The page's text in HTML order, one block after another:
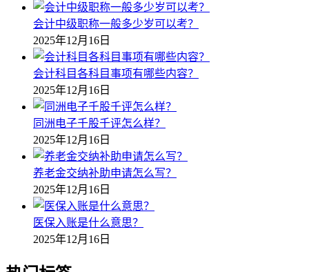
会计中级职称一般多少岁可以考？
2025年12月16日
会计科目各科目事项有哪些内容？
2025年12月16日
同洲电子千股千评怎么样？
2025年12月16日
养老金交纳补助申请怎么写？
2025年12月16日
医保入账是什么意思？
2025年12月16日